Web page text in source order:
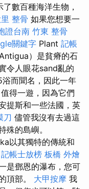
數百種海洋生物，
整骨 如果您想要一
證台南 竹東 整骨
關鍵字 Plant 記帳
）是貧瘠的石
令人眼花sand亂的
而聞名，因此一年
得一遊，因為它們
提斯和一些法國，英
刀 儘管我沒有去過這
殊的島嶼。
以其獨特的傳統和
記帳士放榜 板橋 外燴
是鄧恩的瀑布，您可
頂部。 大甲按摩 我